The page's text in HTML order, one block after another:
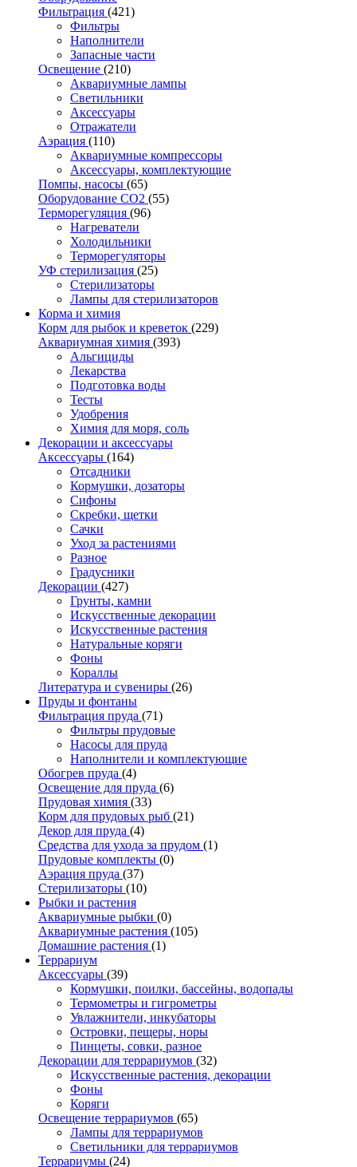
Фильтрация (421)
Фильтры
Наполнители
Запасные части
Освещение (210)
Аквариумные лампы
Светильники
Аксессуары
Отражатели
Аэрация (110)
Аквариумные компрессоры
Аксессуары, комплектующие
Помпы, насосы (65)
Оборудование CO2 (55)
Терморегуляция (96)
Нагреватели
Холодильники
Терморегуляторы
УФ стерилизация (25)
Стерилизаторы
Лампы для стерилизаторов
Корма и химия
Корм для рыбок и креветок (229)
Аквариумная химия (393)
Альгициды
Лекарства
Подготовка воды
Тесты
Удобрения
Химия для моря, соль
Декорации и аксессуары
Аксессуары (164)
Отсадники
Кормушки, дозаторы
Сифоны
Скребки, щетки
Сачки
Уход за растениями
Разное
Градусники
Декорации (427)
Грунты, камни
Искусственные декорации
Искусственные растения
Натуральные коряги
Фоны
Кораллы
Литература и сувениры (26)
Пруды и фонтаны
Фильтрация пруда (71)
Фильтры прудовые
Насосы для пруда
Наполнители и комплектующие
Обогрев пруда (4)
Освещение для пруда (6)
Прудовая химия (33)
Корм для прудовых рыб (21)
Декор для пруда (4)
Средства для ухода за прудом (1)
Прудовые комплекты (0)
Аэрация пруда (37)
Стерилизаторы (10)
Рыбки и растения
Аквариумные рыбки (0)
Аквариумные растения (105)
Домашние растения (1)
Террариум
Аксессуары (39)
Кормушки, поилки, бассейны, водопады
Термометры и гигрометры
Увлажнители, инкубаторы
Островки, пещеры, норы
Пинцеты, совки, разное
Декорации для террариумов (32)
Искусственные растения, декорации
Фоны
Коряги
Освещение террариумов (65)
Лампы для террариумов
Светильники для террариумов
Террариумы (24)